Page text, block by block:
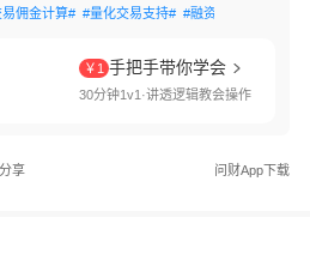
易佣金计算# #量化交易支持# #融资融券办理#
￥1 手把手带你学会
30分钟1v1·讲透逻辑教会操作
分享 问财App下载